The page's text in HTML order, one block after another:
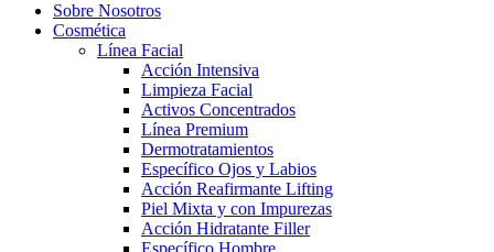
Sobre Nosotros
Cosmética
Línea Facial
Acción Intensiva
Limpieza Facial
Activos Concentrados
Línea Premium
Dermotratamientos
Específico Ojos y Labios
Acción Reafirmante Lifting
Piel Mixta y con Impurezas
Acción Hidratante Filler
Específico Hombre